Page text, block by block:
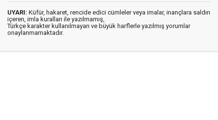
UYARI: Küfür, hakaret, rencide edici cümleler veya imalar, inançlara saldırı
içeren, imla kuralları ile yazılmamış,
Türkçe karakter kullanılmayan ve büyük harflerle yazılmış yorumlar
onaylanmamaktadır.